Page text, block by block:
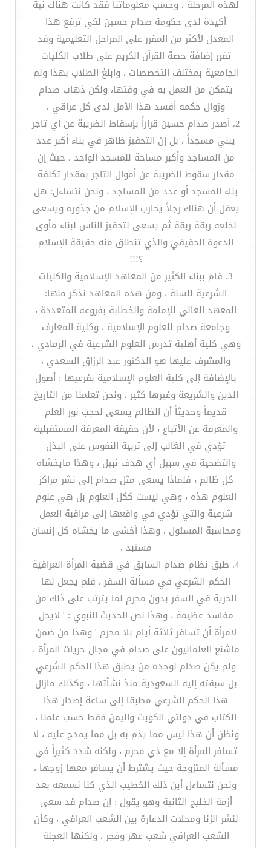
لهذه المرحلة ، وحسب معلوماتنا فقد كانت هناك نية
أكيدة لدى حكومة صدام حسين لكي ترفع هذا
المعدل لأكثر من المقرر على المراحل التعليمية وقد
تقرر إضافة حصة القرآن الكريم على طلاب الكليات
الجامعية بمختلف التخصصات ، وأبلغ الطلاب بهذا ولم
يتمكن من العمل به في وقتها، ولكن ذهاب صدام
وزوال حكمه أفسد هذا الأمل لدى كل عراقي .
2. أصدر صدام حسين قراراً بإسقاط الضريبة عن أي تاجر
يبني مسجداً ، بل إن التحفيز ظاهر في بناء أكبر عدد
من المساجد وأكبر مساحة للمسجد الواحد ، حيث إن
مقدار سقوط الضريبة عن أموال التاجر بمقدار تكلفة
بناء المسجد أو عدد من المساجد ، ونحن نتساءل: هل
يعقل أن هناك رجلاً يحارب الإسلام من جذوره ويسعى
لخلعه ربقة ربقة ثم يسعى لتحفيز الناس لبناء مأوى
الدعوة الحقيقي والذي تنطلق منه حقيقة الإسلام
؟!!!
3. قام ببناء الكثير من المعاهد الإسلامية والكليات
الشرعية للسنة ، ومن هذه المعاهد نذكر منها:
المعهد العالي للإمامة والخطابة بفروعه المتعددة ،
وجامعة صدام للعلوم الإسلامية ، وكلية المعارف
وهي كلية أهلية تدرس العلوم الشرعية في الرمادي ،
والمشرف عليها هو الدكتور عبد الرزاق السعدي ،
بالإضافة إلى كلية العلوم الإسلامية بفرعيها : أصول
الدين والشريعة وغيرها كثير ، ونحن تعلمنا من التاريخ
قديماً وحديثاً أن الظالم يسعى لحجب نور العلم
والمعرفة عن الأتباع ، لأن حقيقة المعرفة المستقبلية
تؤدي في الغالب إلى تربية النفوس على البذل
والتضحية في سبيل أي هدف نبيل ، وهذا مايخشاه
كل ظالم ، فلماذا يسعى مثل صدام إلى نشر مراكز
العلوم هذه ، وهي ليست ككل العلوم بل هي علوم
شرعية والتي تؤدي في واقعها إلى مراقبة العمل
ومحاسبة المسئول ، وهذا أخشى ما يخشاه كل إنسان
مستبد .
4. طبق نظام صدام السابق في قضية المرأة العراقية
الحكم الشرعي في مسألة السفر ، فلم يجعل لها
الحرية في السفر بدون محرم لما يترتب على ذلك من
مفاسد عظيمة ، وهذا نص الحديث النبوي : ' لايحل
لامرأة أن تسافر ثلاثة أيام بلا محرم ' وهذا من ضمن
ماشنع العلمانيون على صدام في مجال حريات المرأة ،
ولم يكن صدام لوحده من يطبق هذا الحكم الشرعي
بل سبقته إليه السعودية منذ نشأتها ، وكذلك مازال
هذا الحكم الشرعي مطبقا إلى ساعة إصدار هذا
الكتاب في دولتي الكويت واليمن فقط حسب علمنا ،
ونظن أن هذا ليس مما يذم به بل مما يمدح عليه ، لا
تسافر المرأة إلا مع ذي محرم ، ولكنه شدد كثيراً في
مسألة المتزوجة حيث يشترط أن يسافر معها زوجها ،
ونحن نتساءل أين ذلك الخطيب الذي كنا نسمعه بعد
أزمة الخليج الثانية وهو يقول : إن صدام قد سعى
لنشر الزنا ومحلات الدعارة بين الشعب العراقي ، وكأن
الشعب العراقي شعب عهر وفجر ، ولكنها العجلة